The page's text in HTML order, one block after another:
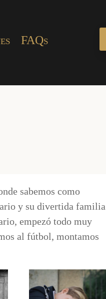
FAQs
sabemos como
y su divertida
empezó todo muy
al fútbol, montamos